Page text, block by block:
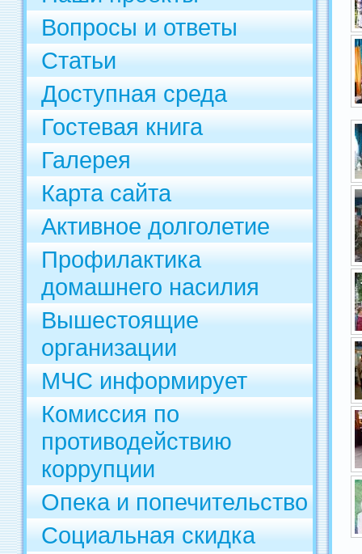
Вопросы и ответы
Статьи
Доступная среда
Гостевая книга
Галерея
Карта сайта
Активное долголетие
Профилактика
домашнего насилия
Вышестоящие
организации
МЧС информирует
Комиссия по
противодействию
коррупции
Опека и попечительство
Социальная скидка